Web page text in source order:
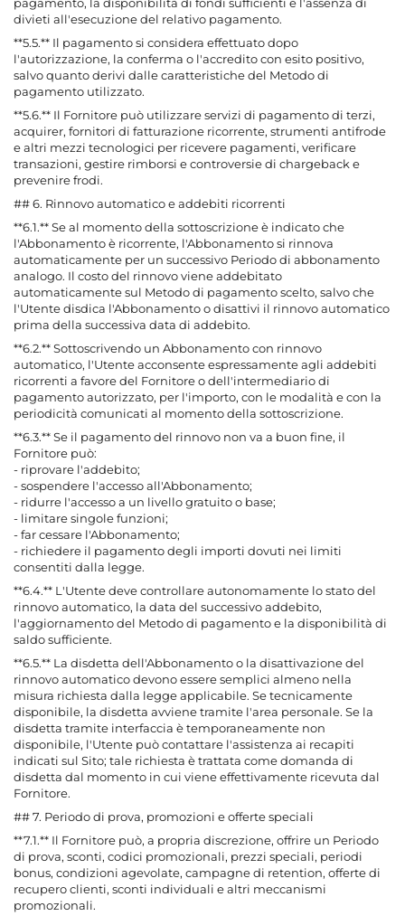
divieti all'esecuzione del relativo pagamento.
**5.5.** Il pagamento si considera effettuato dopo
l'autorizzazione, la conferma o l'accredito con esito positivo,
salvo quanto derivi dalle caratteristiche del Metodo di
pagamento utilizzato.
**5.6.** Il Fornitore può utilizzare servizi di pagamento di terzi,
acquirer, fornitori di fatturazione ricorrente, strumenti antifrode
e altri mezzi tecnologici per ricevere pagamenti, verificare
transazioni, gestire rimborsi e controversie di chargeback e
prevenire frodi.
## 6. Rinnovo automatico e addebiti ricorrenti
**6.1.** Se al momento della sottoscrizione è indicato che
l'Abbonamento è ricorrente, l'Abbonamento si rinnova
automaticamente per un successivo Periodo di abbonamento
analogo. Il costo del rinnovo viene addebitato
automaticamente sul Metodo di pagamento scelto, salvo che
l'Utente disdica l'Abbonamento o disattivi il rinnovo automatico
prima della successiva data di addebito.
**6.2.** Sottoscrivendo un Abbonamento con rinnovo
automatico, l'Utente acconsente espressamente agli addebiti
ricorrenti a favore del Fornitore o dell'intermediario di
pagamento autorizzato, per l'importo, con le modalità e con la
periodicità comunicati al momento della sottoscrizione.
**6.3.** Se il pagamento del rinnovo non va a buon fine, il
Fornitore può:
- riprovare l'addebito;
- sospendere l'accesso all'Abbonamento;
- ridurre l'accesso a un livello gratuito o base;
- limitare singole funzioni;
- far cessare l'Abbonamento;
- richiedere il pagamento degli importi dovuti nei limiti
consentiti dalla legge.
**6.4.** L'Utente deve controllare autonomamente lo stato del
rinnovo automatico, la data del successivo addebito,
l'aggiornamento del Metodo di pagamento e la disponibilità di
saldo sufficiente.
**6.5.** La disdetta dell'Abbonamento o la disattivazione del
rinnovo automatico devono essere semplici almeno nella
misura richiesta dalla legge applicabile. Se tecnicamente
disponibile, la disdetta avviene tramite l'area personale. Se la
disdetta tramite interfaccia è temporaneamente non
disponibile, l'Utente può contattare l'assistenza ai recapiti
indicati sul Sito; tale richiesta è trattata come domanda di
disdetta dal momento in cui viene effettivamente ricevuta dal
Fornitore.
## 7. Periodo di prova, promozioni e offerte speciali
**7.1.** Il Fornitore può, a propria discrezione, offrire un Periodo
di prova, sconti, codici promozionali, prezzi speciali, periodi
bonus, condizioni agevolate, campagne di retention, offerte di
recupero clienti, sconti individuali e altri meccanismi
promozionali.